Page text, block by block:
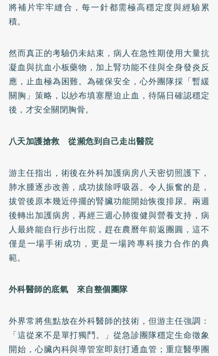
將補片牢牢縫合，每一針都需極高穩定度與經驗累
積。
然而真正的考驗仍未結束，病人在急性期使用大量抗
凝血與抗血小板藥物，加上腎功能不佳與全身發炎反
應，止血極為困難。為確保安全，心外團隊採「暫緩
關胸」策略，以紗布填塞壓迫止血，待隔日確認穩定
後，才安全關閉胸骨。
八天加護搶救 從瀕危到自己走出醫院
游主任指出，術後在外科加護病房八天密切照護下，
肺水腫逐步改善，成功拔除呼吸器。令人振奮的是，
拔管後原本幾近停擺的腎臟功能開始恢復排尿。兩週
後轉出加護病房，再經三週心肺復健與營養支持，病
人最終能自行步行出院，趕在農曆年前返團圓，這不
僅是一場手術成功，更是一場跨專科接力合作的典
範。
外科醫師的底氣 來自整個團隊
外界常將焦點放在外科醫師的技術，但游主任強調：
「這從來不是單打獨鬥。」從急診團隊穩定生命徵象
開始，心臟內科與導管室即刻打通血管；重症醫學團